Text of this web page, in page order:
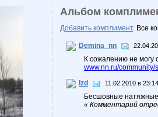
Альбом
Добавить комплимент. Все
Demina_nn
К сожалению не могу
www.nn.ru/
lzd
11.02.2010 в 23:14
Бесшовные
« Комментарий